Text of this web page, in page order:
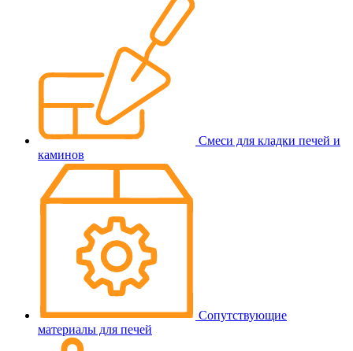
Смеси для кладки печей и
каминов
Сопутствующие
материалы для печей